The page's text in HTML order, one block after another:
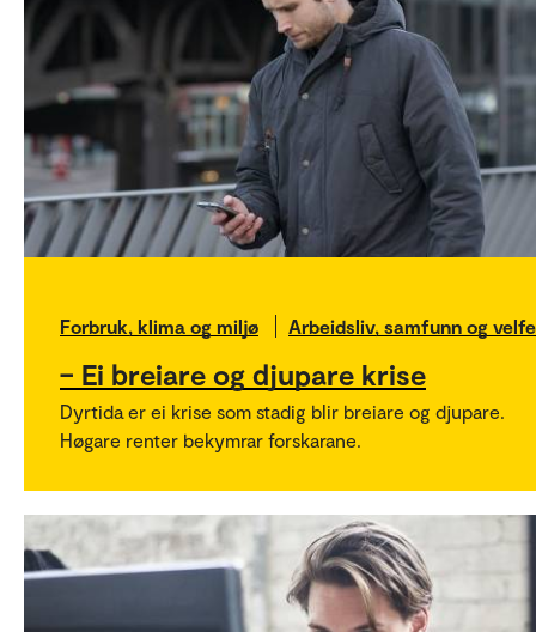
Forbruk, klima og miljø Arbeidsliv, samfunn og
– Ei breiare og djupare krise
Dyrtida er ei krise som stadig blir breiare og djupare.
Høgare renter bekymrar forskarane.